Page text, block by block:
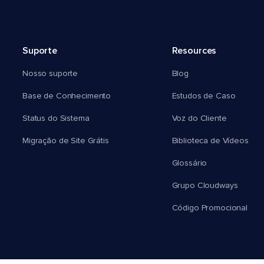
Suporte
Nosso suporte
Base de Conhecimento
Status do Sistema
Migração de Site Grátis
Resources
Blog
Estudos de Caso
Voz do Cliente
Biblioteca de Vídeos
Glossário
Grupo Cloudways
Código Promocional